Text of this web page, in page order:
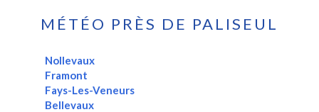
MÉTÉO PRÈS DE PALISEUL
Nollevaux
Framont
Fays-Les-Veneurs
Bellevaux